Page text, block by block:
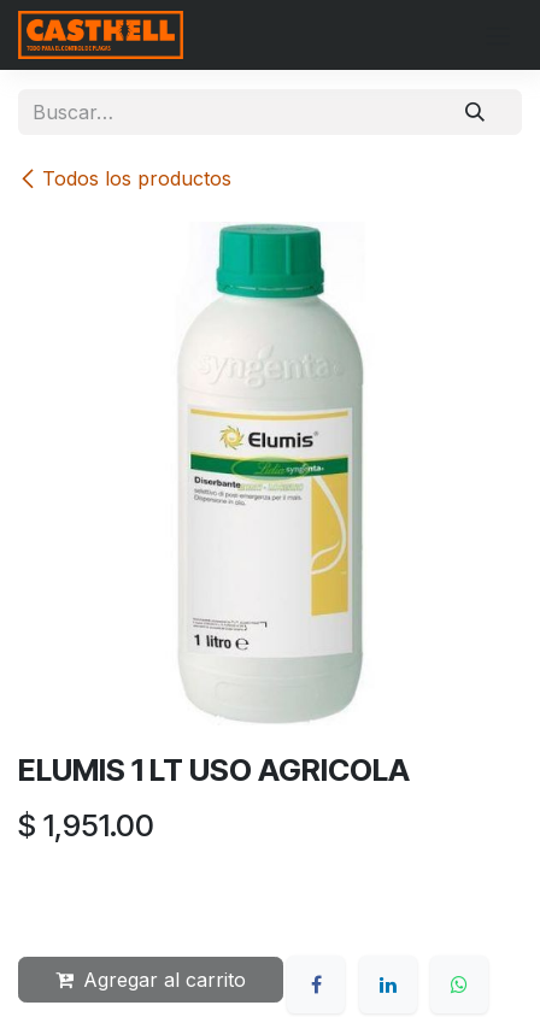
Ir al contenido
Todos los productos
ELUMIS 1 LT USO AGRICOLA
$ 1,951.00
Agregar al carrito